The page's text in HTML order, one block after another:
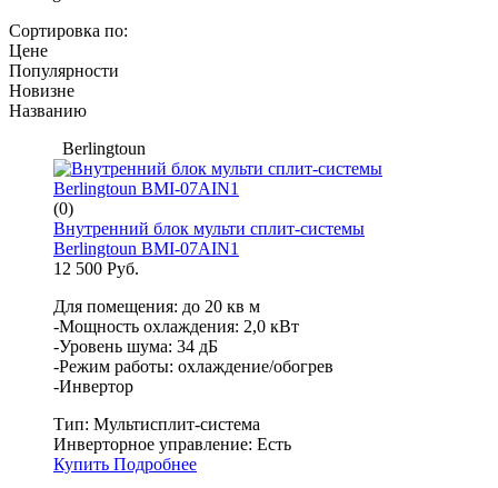
Сортировка по:
Цене
Популярности
Новизне
Названию
Berlingtoun
(0)
Внутренний блок мульти сплит-системы
Berlingtoun BМI-07AIN1
12 500 Руб.
Для помещения: до 20 кв м
-Мощность охлаждения: 2,0 кВт
-Уровень шума: 34 дБ
-Режим работы: охлаждение/обогрев
-Инвертор
Тип: Мультисплит-система
Инверторное управление: Есть
Купить Подробнее